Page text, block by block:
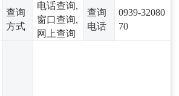
查询
方式
电话查询,
窗口查询,
网上查询
查询
电话
0939-32080
70